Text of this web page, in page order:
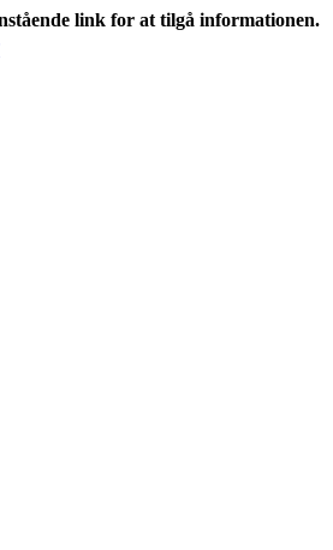
link for at tilgå informationen.